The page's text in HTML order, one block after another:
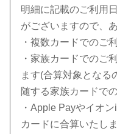
明細に記載のご利用
がございますので、
・複数カードでのご
・家族カードでのご
ます(合算対象となる
随する家族カードで
・Apple Payやイオ
カードに合算いたしま